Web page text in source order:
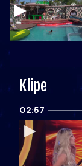
Klipe
02:57